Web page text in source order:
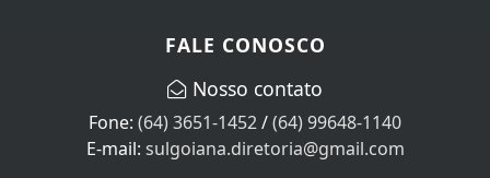
FALE CONOSCO
Nosso contato
Fone: (64) 3651-1452/(64) 99648-1140
E-mail: sulgoiana.diretoria@gmail.com